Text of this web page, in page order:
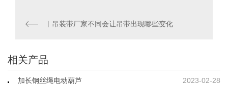
吊装带厂家不同会让吊带出现哪些变化
相关产品
2023-02-28
加长钢丝绳电动葫芦